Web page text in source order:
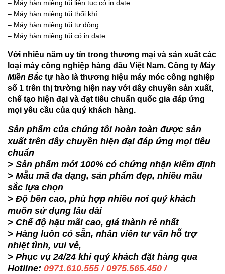
– Máy hàn miệng túi liên tục có in date
– Máy hàn miệng túi thổi khí
– Máy hàn miệng túi tự động
– Máy hàn miệng túi có in date
Với nhiều năm uy tín trong thương mại và sản xuất các
loại máy công nghiệp hàng đầu Việt Nam. Công ty Máy
Miền Bắc tự hào là thương hiệu máy móc công nghiệp
số 1 trên thị trường hiện nay với dây chuyền sản xuất,
chế tạo hiện đại và đạt tiêu chuẩn quốc gia đáp ứng
mọi yêu cầu của quý khách hàng.
Sản phẩm của chúng tôi hoàn toàn được sản
xuất trên dây chuyền hiện đại đáp ứng mọi tiêu
chuẩn
> Sản phẩm mới 100% có chứng nhận kiểm định
> Mẫu mã đa dạng, sản phẩm đẹp, nhiều mầu
sắc lựa chọn
> Độ bền cao, phù hợp nhiều nơi quý khách
muốn sử dụng lâu dài
> Chế độ hậu mãi cao, giá thành rẻ nhất
> Hàng luôn có sẵn, nhân viên tư vấn hỗ trợ
nhiệt tình, vui vẻ,
> Phục vụ 24/24 khi quý khách đặt hàng qua
Hotline: 0971.610.555 / 0975.565.450 /